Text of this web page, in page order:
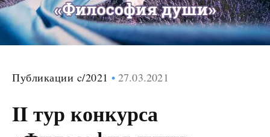
Публикации c/2021 27.03.2021
II тур конкурса